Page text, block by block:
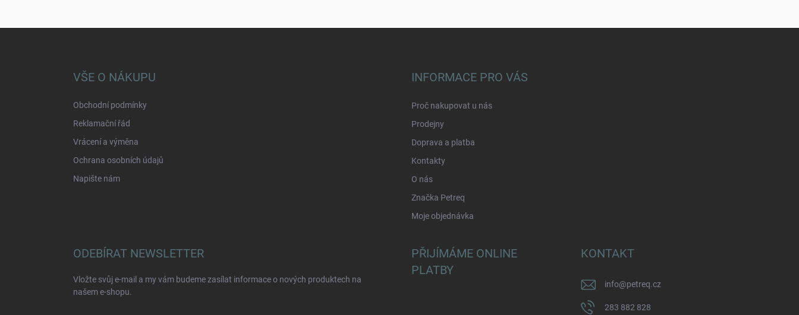
VŠE O NÁKUPU
Obchodní podmínky
Reklamační řád
Vrácení a výměna
Ochrana osobních údajů
Napište nám
INFORMACE PRO VÁS
Proč nakupovat u nás
Prodejny
Doprava a platba
Kontakty
O nás
Značka Petreq
Moje objednávka
ODEBÍRAT NEWSLETTER
Vložte svůj e-mail a my vám budeme zasílat informace o nových produktech na
našem e-shopu.
PŘIJÍMÁME ONLINE
PLATBY
KONTAKT
info@petreq.cz
283 882 828